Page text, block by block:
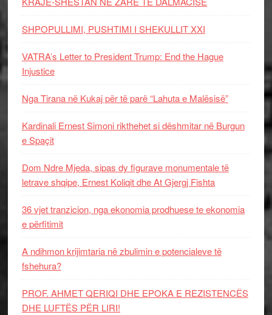
SHPOPULLIMI, PUSHTIMI I SHEKULLIT XXI
VATRA’s Letter to President Trump: End the Hague
Injustice
Nga Tirana në Kukaj për të parë “Lahuta e Malësisë”
Kardinali Ernest Simoni rikthehet si dëshmitar në Burgun
e Spaçit
Dom Ndre Mjeda, sipas dy figurave monumentale të
letrave shqipe, Ernest Koliqit dhe At Gjergj Fishta
36 vjet tranzicion, nga ekonomia prodhuese te ekonomia
e përfitimit
A ndihmon krijimtaria në zbulimin e potencialeve të
fshehura?
PROF. AHMET QERIQI DHE EPOKA E REZISTENCЁS
DHE LUFTЁS PЁR LIRI!